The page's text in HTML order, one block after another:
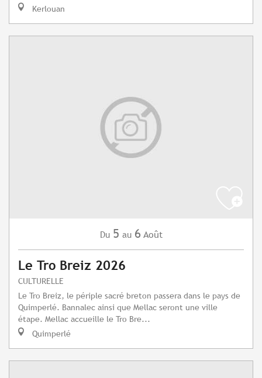
Kerlouan
Du 5 au 6 Août
Le Tro Breiz 2026
CULTURELLE
Le Tro Breiz, le périple sacré breton passera dans le pays de
Quimperlé. Bannalec ainsi que Mellac seront une ville
étape. Mellac accueille le Tro Bre...
Quimperlé